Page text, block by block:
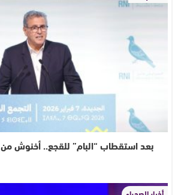
بعد استقطاب “البام” للقجع.. أخنوش